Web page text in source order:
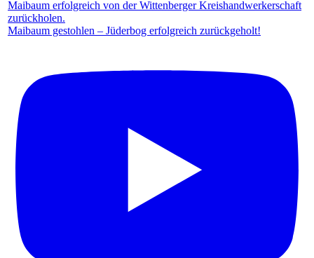
Maibaum gestohlen – Jüderbog erfolgreich zurückgeholt!